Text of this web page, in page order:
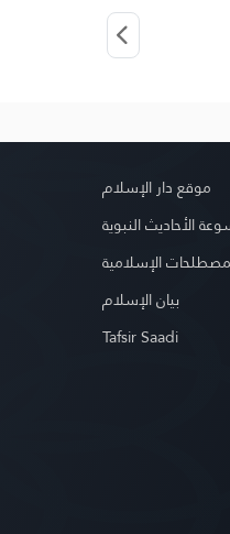
موقع دار الإسلام
الأحاديث النبوية
الإسلامية
بيان الإسلام
Tafsir Saadi